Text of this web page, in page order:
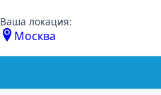
Ваша локация:
Москва